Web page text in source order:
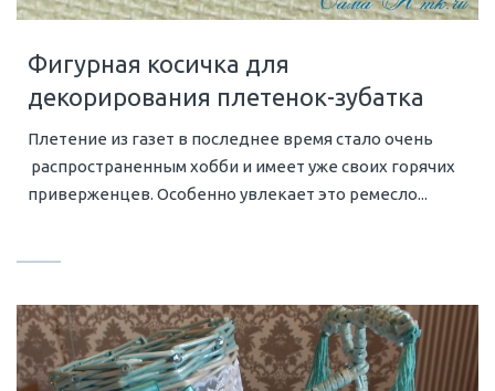
Фигурная косичка для
декорирования плетенок-зубатка
Плетение из газет в последнее время стало очень
распространенным хобби и имеет уже своих горячих
приверженцев. Особенно увлекает это ремесло...